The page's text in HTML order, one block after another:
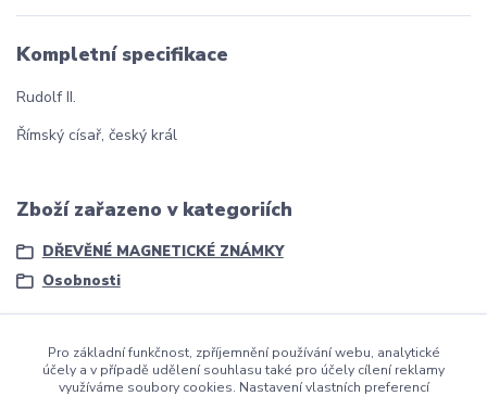
Kompletní specifikace
Rudolf II.
Římský císař, český král
Zboží zařazeno v kategoriích
DŘEVĚNÉ MAGNETICKÉ ZNÁMKY
Osobnosti
Pro základní funkčnost, zpříjemnění používání webu, analytické
účely a v případě udělení souhlasu také pro účely cílení reklamy
využíváme soubory cookies. Nastavení vlastních preferencí